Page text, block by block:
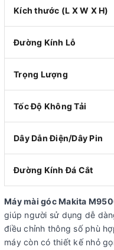
Kích thước (L X W X H)
Đường Kính Lỗ
Trọng Lượng
Tốc Độ Không Tải
Dây Dẫn Điện/Dây Pin
Đường Kính Đá Cắt
Máy mài góc Makita
giúp người sử dụng dễ
điều chỉnh thông số phù
máy còn có thiết kế nhỏ